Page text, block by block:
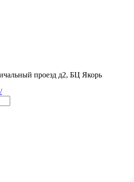
проезд д2, БЦ Якорь